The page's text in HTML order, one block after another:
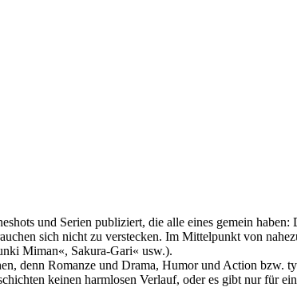
und Serien publiziert, die alle eines gemein
sich nicht zu verstecken. Im Mittelpunkt von
Miman«, Sakura-Gari« usw.).
denn Romanze und Drama, Humor und Action bzw.
keinen harmlosen Verlauf, oder es gibt nur für